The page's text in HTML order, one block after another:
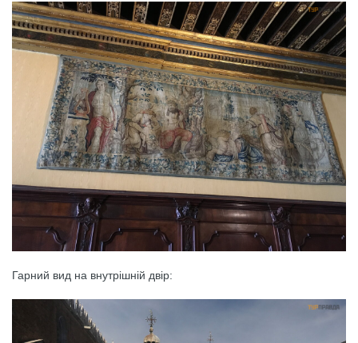
Гарний вид на внутрішній двір: